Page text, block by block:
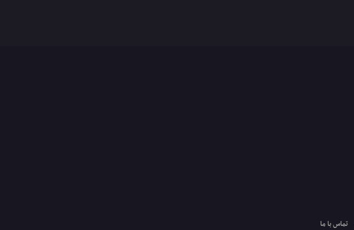
تماس با ما